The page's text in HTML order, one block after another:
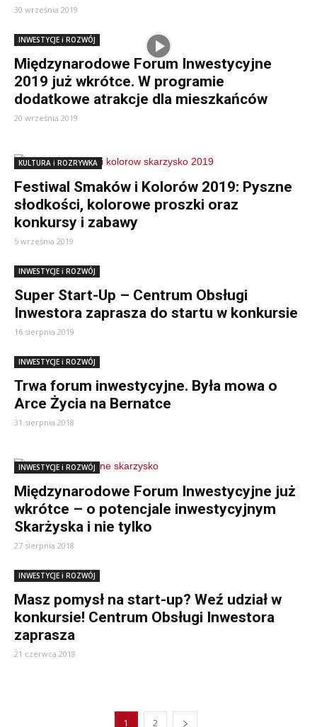
30 września 2019
INWESTYCJE i ROZWÓJ
Międzynarodowe Forum Inwestycyjne
2019 już wkrótce. W programie
dodatkowe atrakcje dla mieszkańców
20 września 2019
KULTURA i ROZRYWKA
Festiwal Smaków i Kolorów 2019: Pyszne
słodkości, kolorowe proszki oraz
konkursy i zabawy
5 września 2019
INWESTYCJE i ROZWÓJ
Super Start-Up – Centrum Obsługi
Inwestora zaprasza do startu w konkursie
16 sierpnia 2019
INWESTYCJE i ROZWÓJ
Trwa forum inwestycyjne. Była mowa o
Arce Życia na Bernatce
31 sierpnia 2018
INWESTYCJE i ROZWÓJ
Międzynarodowe Forum Inwestycyjne już
wkrótce – o potencjale inwestycyjnym
Skarżyska i nie tylko
27 sierpnia 2018
INWESTYCJE i ROZWÓJ
Masz pomysł na start-up? Weź udział w
konkursie! Centrum Obsługi Inwestora
zaprasza
21 czerwca 2018
1 2